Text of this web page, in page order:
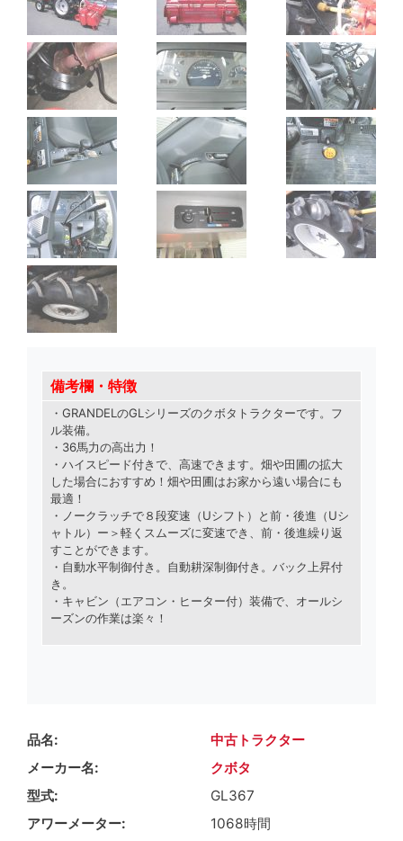
備考欄・特徴
・GRANDELのGLシリーズのクボタトラクターです。フ
ル装備。
・36馬力の高出力！
・ハイスピード付きで、高速できます。畑や田圃の拡大
した場合におすすめ！畑や田圃はお家から遠い場合にも
最適！
・ノークラッチで８段変速（Uシフト）と前・後進（Uシ
ャトル）ー＞軽くスムーズに変速でき、前・後進繰り返
すことができます。
・自動水平制御付き。自動耕深制御付き。バック上昇付
き。
・キャビン（エアコン・ヒーター付）装備で、オールシ
ーズンの作業は楽々！
品名
中古トラクター
メーカー名
クボタ
型式
GL367
アワーメーター
1068時間